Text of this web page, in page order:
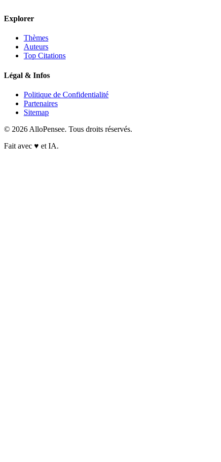
Explorer
Thèmes
Auteurs
Top Citations
Légal & Infos
Politique de Confidentialité
Partenaires
Sitemap
© 2026 AlloPensee. Tous droits réservés.
Fait avec ♥ et IA.